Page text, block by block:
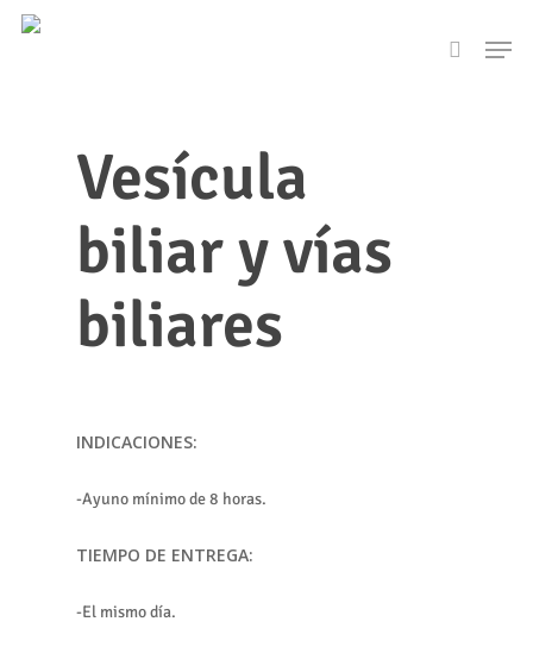
Skip
search
Vesícula
biliar y vías
biliares
INDICACIONES:
-Ayuno mínimo de 8 horas.
TIEMPO DE ENTREGA:
-El mismo día.